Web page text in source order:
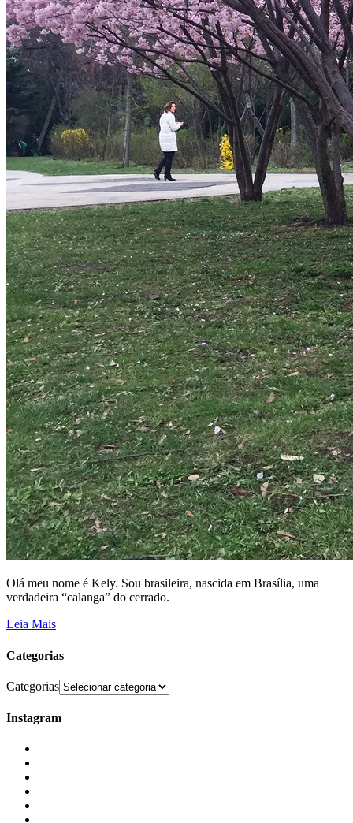
Olá meu nome é Kely. Sou brasileira, nascida em Brasília, uma
verdadeira “calanga” do cerrado.
Leia Mais
Categorias
Categorias
Instagram